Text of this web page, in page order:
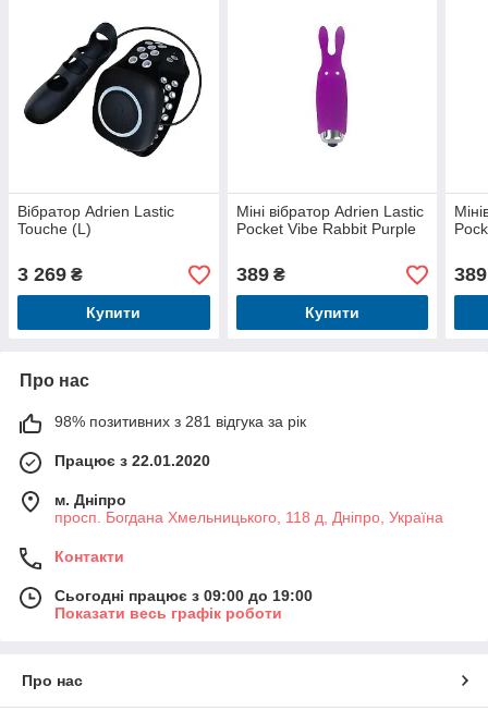
Вібратор Adrien Lastic
Touche (L)
3 269 ₴
Купити
Міні вібратор Adrien Lastic
Pocket Vibe Rabbit Purple
389₴
Купити
389
Про нас
98% позитивних з 281 відгука за рік
Працює з 22.01.2020
м. Дніпро
просп. Богдана Хмельницького, 118 д, Дніпро, Україна
Контакти
Сьогодні працює з 09:00 до 19:00
Показати весь графік роботи
Про нас